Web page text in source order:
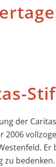
der
2006
zu